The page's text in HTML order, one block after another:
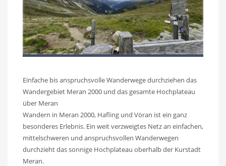
Einfache bis anspruchsvolle Wanderwege durchziehen das
Wandergebiet Meran 2000 und das gesamte Hochplateau
über Meran
Wandern in Meran 2000, Hafling und Vöran ist ein ganz
besonderes Erlebnis. Ein weit verzweigtes Netz an einfachen,
mittelschweren und anspruchsvollen Wanderwegen
durchzieht das sonnige Hochplateau oberhalb der Kurstadt
Meran.